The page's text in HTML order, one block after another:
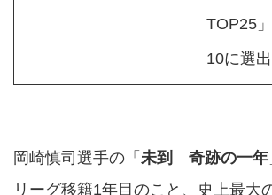
TOP25
10に選
岡崎慎司選手の「 未到 奇跡の一年
リーグ移籍1年目のこと、史上最大